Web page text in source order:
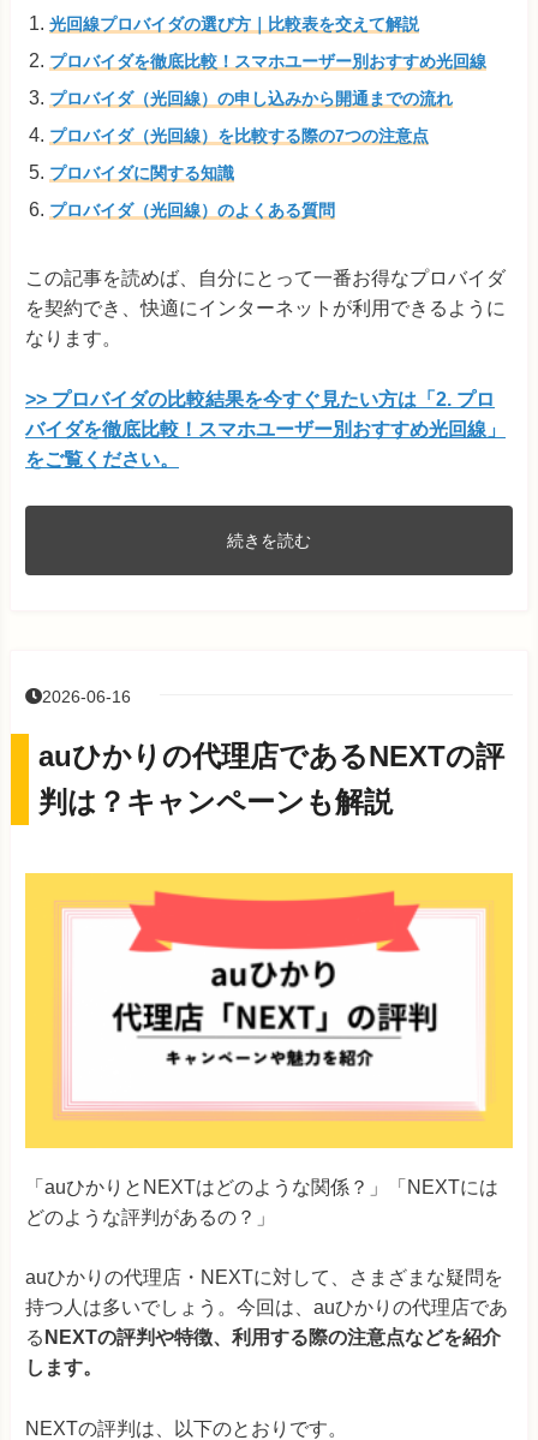
光回線プロバイダの選び方｜比較表を交えて解説
プロバイダを徹底比較！スマホユーザー別おすすめ光回線
プロバイダ（光回線）の申し込みから開通までの流れ
プロバイダ（光回線）を比較する際の7つの注意点
プロバイダに関する知識
プロバイダ（光回線）のよくある質問
この記事を読めば、自分にとって一番お得なプロバイダ
を契約でき、快適にインターネットが利用できるように
なります。
>> プロバイダの比較結果を今すぐ見たい方は「2. プロ
バイダを徹底比較！スマホユーザー別おすすめ光回線」
をご覧ください。
続きを読む
2026-06-16
auひかりの代理店であるNEXTの評
判は？キャンペーンも解説
「auひかりとNEXTはどのような関係？」「NEXTには
どのような評判があるの？」
auひかりの代理店・NEXTに対して、さまざまな疑問を
持つ人は多いでしょう。今回は、auひかりの代理店であ
る NEXTの評判や特徴、利用する際の注意点などを紹介
します。
NEXTの評判は、以下のとおりです。